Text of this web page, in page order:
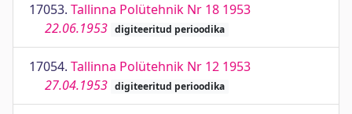
17053. Tallinna Polütehnik Nr 18 1953
22.06.1953 digiteeritud perioodika
17054. Tallinna Polütehnik Nr 12 1953
27.04.1953 digiteeritud perioodika